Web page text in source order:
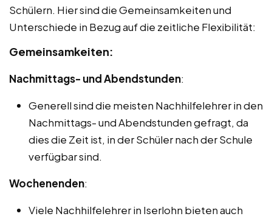
Schülern. Hier sind die Gemeinsamkeiten und
Unterschiede in Bezug auf die zeitliche Flexibilität:
Gemeinsamkeiten:
Nachmittags- und Abendstunden:
Generell sind die meisten Nachhilfelehrer in den
Nachmittags- und Abendstunden gefragt, da
dies die Zeit ist, in der Schüler nach der Schule
verfügbar sind.
Wochenenden:
Viele Nachhilfelehrer in Iserlohn bieten auch